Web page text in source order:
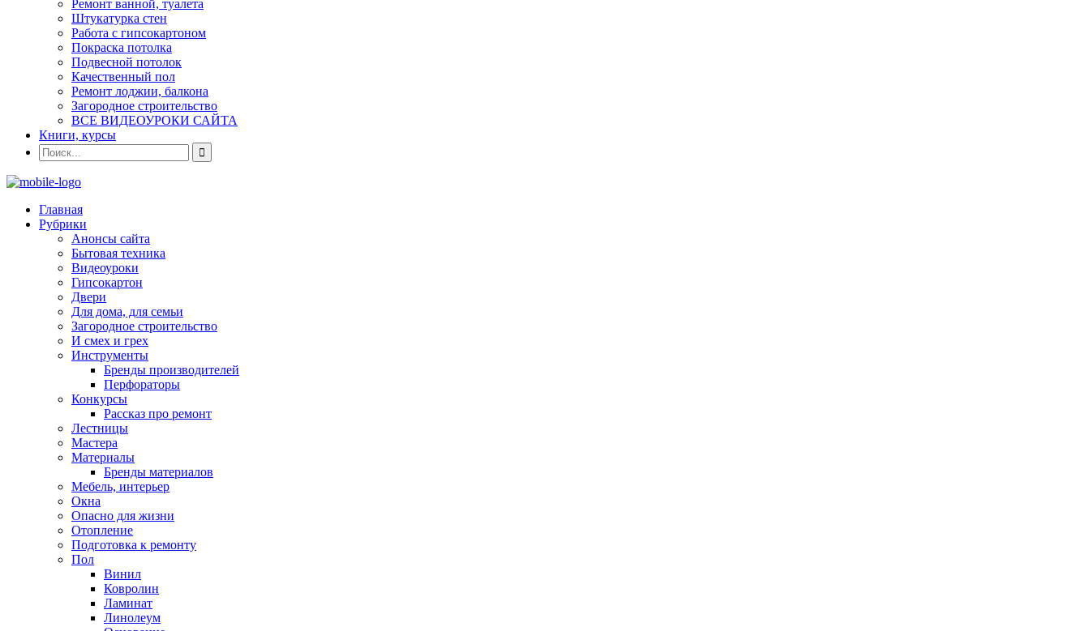
Ремонт ванной, туалета
Штукатурка стен
Работа с гипсокартоном
Покраска потолка
Подвесной потолок
Качественный пол
Ремонт лоджии, балкона
Загородное строительство
ВСЕ ВИДЕОУРОКИ САЙТА
Книги, курсы
Главная
Рубрики
Анонсы сайта
Бытовая техника
Видеоуроки
Гипсокартон
Двери
Для дома, для семьи
Загородное строительство
И смех и грех
Инструменты
Бренды производителей
Перфораторы
Конкурсы
Рассказ про ремонт
Лестницы
Мастера
Материалы
Бренды материалов
Мебель, интерьер
Окна
Опасно для жизни
Отопление
Подготовка к ремонту
Пол
Винил
Ковролин
Ламинат
Линолеум